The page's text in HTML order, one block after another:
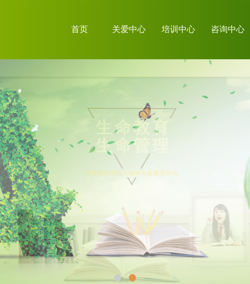
首页 关爱中心 培训中心 咨询中心
证书查询系